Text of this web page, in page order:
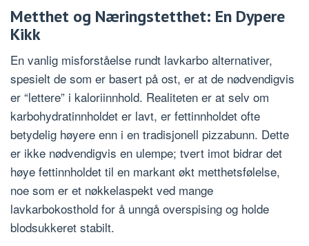
Metthet og Næringstetthet: En Dypere
Kikk
En vanlig misforståelse rundt lavkarbo alternativer,
spesielt de som er basert på ost, er at de nødvendigvis
er “lettere” i kaloriinnhold. Realiteten er at selv om
karbohydratinnholdet er lavt, er fettinnholdet ofte
betydelig høyere enn i en tradisjonell pizzabunn. Dette
er ikke nødvendigvis en ulempe; tvert imot bidrar det
høye fettinnholdet til en markant økt metthetsfølelse,
noe som er et nøkkelaspekt ved mange
lavkarbokosthold for å unngå overspising og holde
blodsukkeret stabilt.